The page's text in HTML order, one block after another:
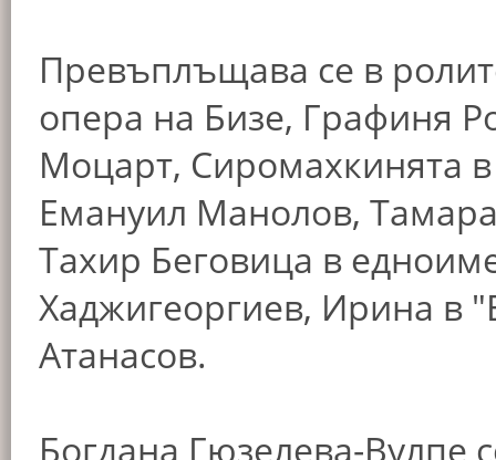
Превъплъщава се в
опера на Бизе, Графиня
Моцарт, Сиромахкинята
Емануил Манолов,
Тахир Беговица в
Хаджигеоргиев, Ирина в
Атанасов.
Богдана Гюзелева-Вулпе